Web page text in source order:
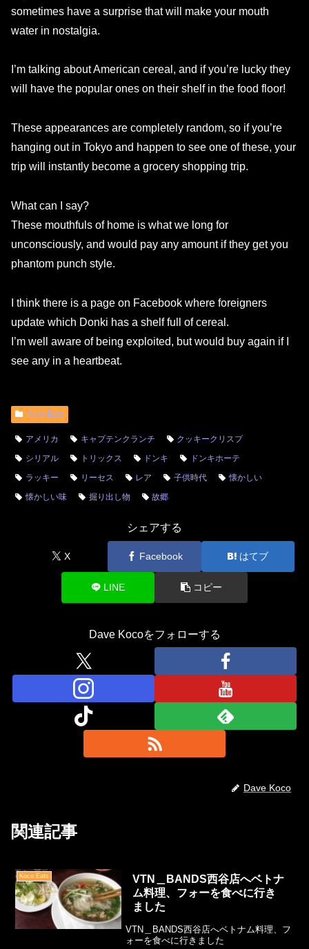
sometimes have a surprise that will make your mouth
water in nostalgia.
I’m talking about American cereal, and if you’re lucky they
will have the popular ones on their shelf in the food floor!
These appearances are completely random, so if you’re
hanging out in Tokyo and happen to see one of these, your
trip will instantly become a grocery shopping trip.
What can I say?
These mouthfuls of home is what we long for
unconsciously, and would pay any amount if they get you
phantom punch style.
I think there is a page on Facebook where foreigners
update which Donki has a shelf full of cereal.
I’m well aware of being exploited, but would buy again if I
see any in a heartbeat.
Koco Eats
アメリカ キャプテンクランチ
クッキークリスプ
シリアル
トリックス ドンキ
ドンキホーテ
ラッキー
リーセス レア 子供時代
懐かしい
懐かしい味
掘り出し物 故郷
シェアする
X Facebook はてブ
LINE コピー
Dave Kocoをフォローする
Dave Koco
関連記事
Koco Eats
VTN＿BANDS西谷店へベトナ
ム料理、フォーを食べに行き
ました
VTN＿BANDS西谷店へベトナム料理、フ
ォーを食べに行きました